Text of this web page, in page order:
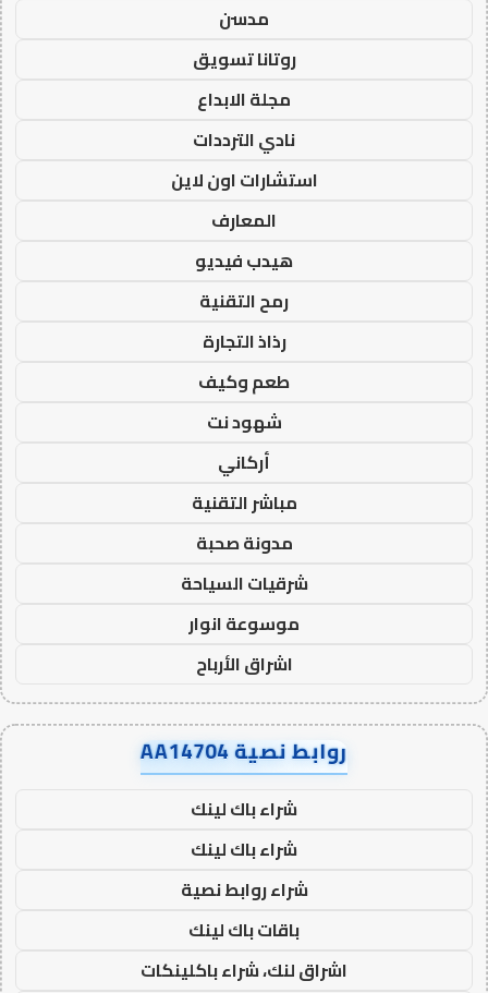
مدسن
روتانا تسويق
مجلة الابداع
نادي الترددات
استشارات اون لاين
المعارف
هيدب فيديو
رمح التقنية
رذاذ التجارة
طعم وكيف
شهود نت
أركاني
مباشر التقنية
مدونة صحبة
شرقيات السياحة
موسوعة انوار
اشراق الأرباح
روابط نصية AA14704
شراء باك لينك
شراء باك لينك
شراء روابط نصية
باقات باك لينك
اشراق لنك، شراء باكلينكات